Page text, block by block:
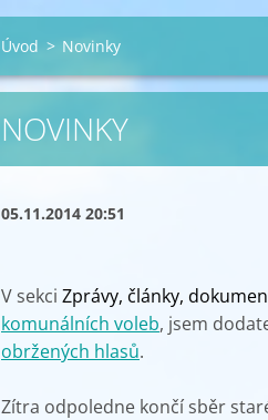
Úvod > Novinky
NOVINKY
05.11.2014 20:51
V sekci Zprávy, články,
komunálních voleb, jsem
obržených hlasů.
Zítra odpoledne končí sběr